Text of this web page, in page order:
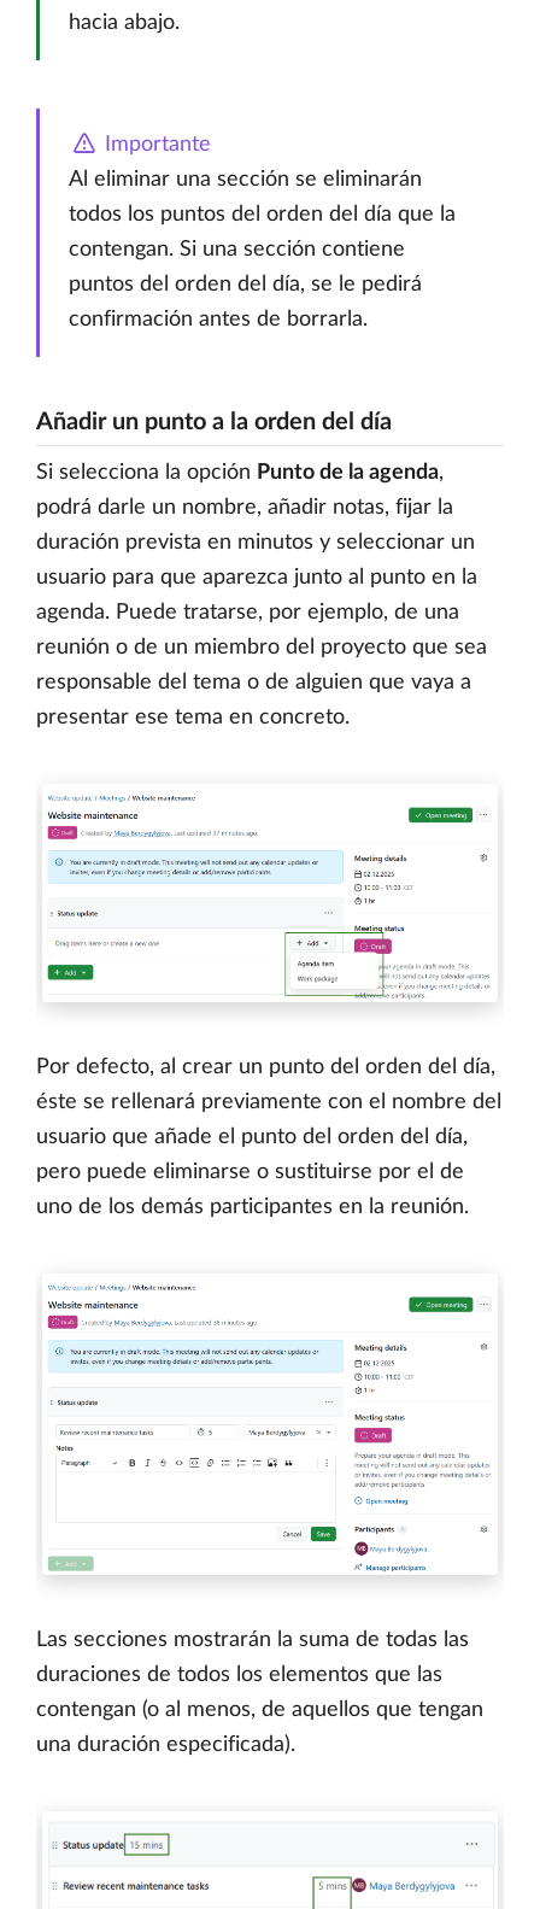
hacia abajo.
Importante
Al eliminar una sección se eliminarán
todos los puntos del orden del día que la
contengan. Si una sección contiene
puntos del orden del día, se le pedirá
confirmación antes de borrarla.
Añadir un punto a la orden del día
Si selecciona la opción Punto de la agenda,
podrá darle un nombre, añadir notas, fijar la
duración prevista en minutos y seleccionar un
usuario para que aparezca junto al punto en la
agenda. Puede tratarse, por ejemplo, de una
reunión o de un miembro del proyecto que sea
responsable del tema o de alguien que vaya a
presentar ese tema en concreto.
Por defecto, al crear un punto del orden del día,
éste se rellenará previamente con el nombre del
usuario que añade el punto del orden del día,
pero puede eliminarse o sustituirse por el de
uno de los demás participantes en la reunión.
Las secciones mostrarán la suma de todas las
duraciones de todos los elementos que las
contengan (o al menos, de aquellos que tengan
una duración especificada).